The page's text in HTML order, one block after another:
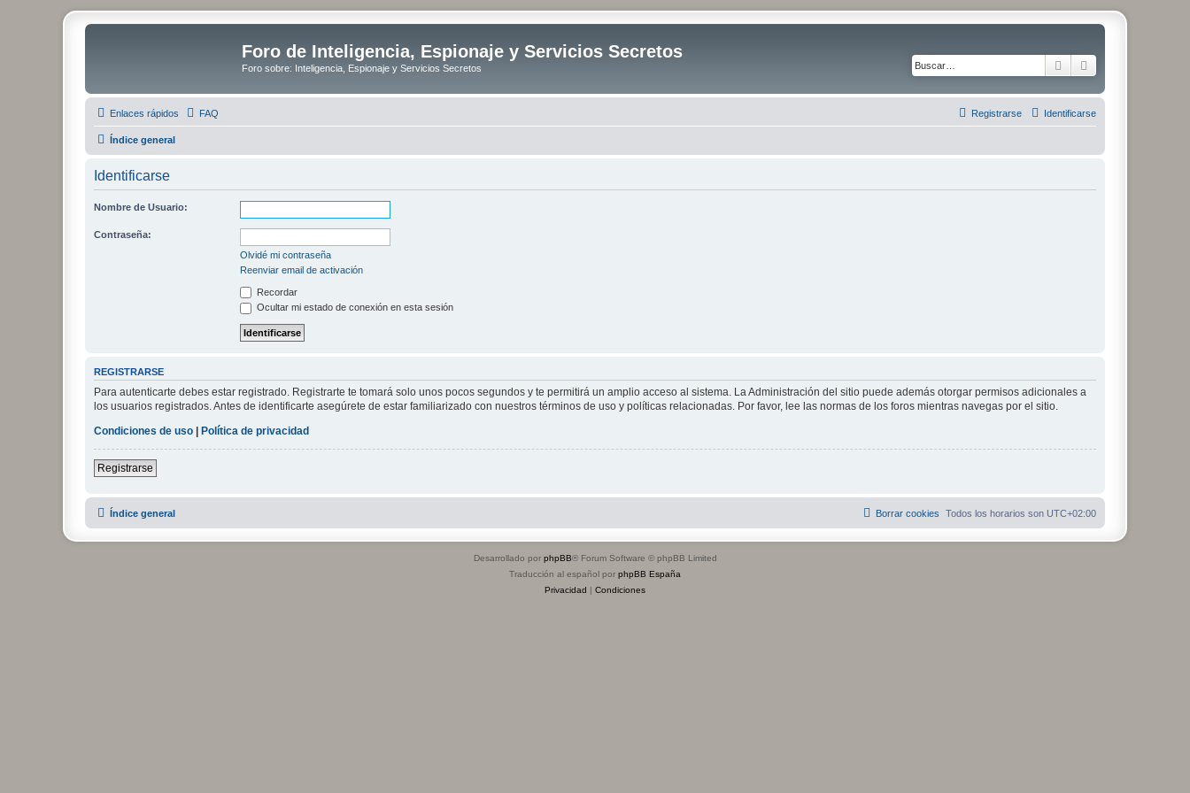
Foro de Inteligencia, Espionaje y Servicios Secretos
Foro sobre: Inteligencia, Espionaje y Servicios Secretos Buscar
Enlaces rápidos FAQ Identificarse
Registrarse
Índice general
Identificarse
Nombre de Usuario:
Contraseña:
Olvidé mi contraseña
Reenviar email de activación
Recordar
Ocultar mi estado de conexión en esta sesión
REGISTRARSE
Para autenticarte debes estar registrado. Registrarte te tomará solo unos pocos segundos y te permitirá un amplio acceso al sistema. La Administración del sitio puede además otorgar permisos adicionales a
los usuarios registrados. Antes de identificarte asegúrete de estar familiarizado con nuestros términos de uso y políticas relacionadas. Por favor, lee las normas de los foros mientras navegas por el sitio.
Condiciones de uso
Política de privacidad
Registrarse
Índice general Todos los horarios son UTC+02:00
Borrar cookies
Desarrollado por phpBB® Forum Software © phpBB Limited
Traducción al español por phpBB España
Privacidad | Condiciones